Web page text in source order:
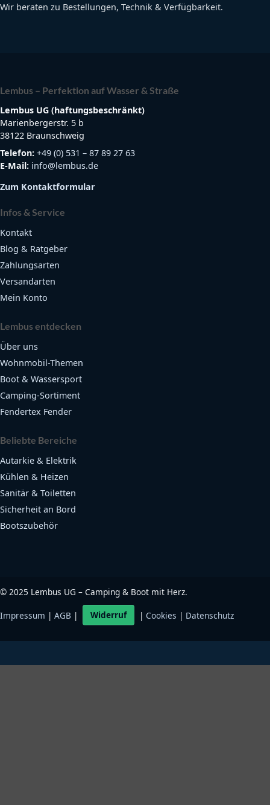
Wir beraten zu Bestellungen, Technik & Verfügbarkeit.
Lembus – Perfektion auf Wasser & Straße
Lembus UG (haftungsbeschränkt)
Marienbergerstr. 5 b
38122 Braunschweig
Telefon: +49 (0) 531 – 87 89 27 63
E-Mail: info@lembus.de
Zum Kontaktformular
Infos & Service
Kontakt
Blog & Ratgeber
Zahlungsarten
Versandarten
Mein Konto
Lembus entdecken
Über uns
Wohnmobil-Themen
Boot & Wassersport
Camping-Sortiment
Fendertex Fender
Beliebte Bereiche
Autarkie & Elektrik
Kühlen & Heizen
Sanitär & Toiletten
Sicherheit an Bord
Bootszubehör
© 2025 Lembus UG – Camping & Boot mit Herz.
Impressum | AGB | Widerruf | Cookies | Datenschutz